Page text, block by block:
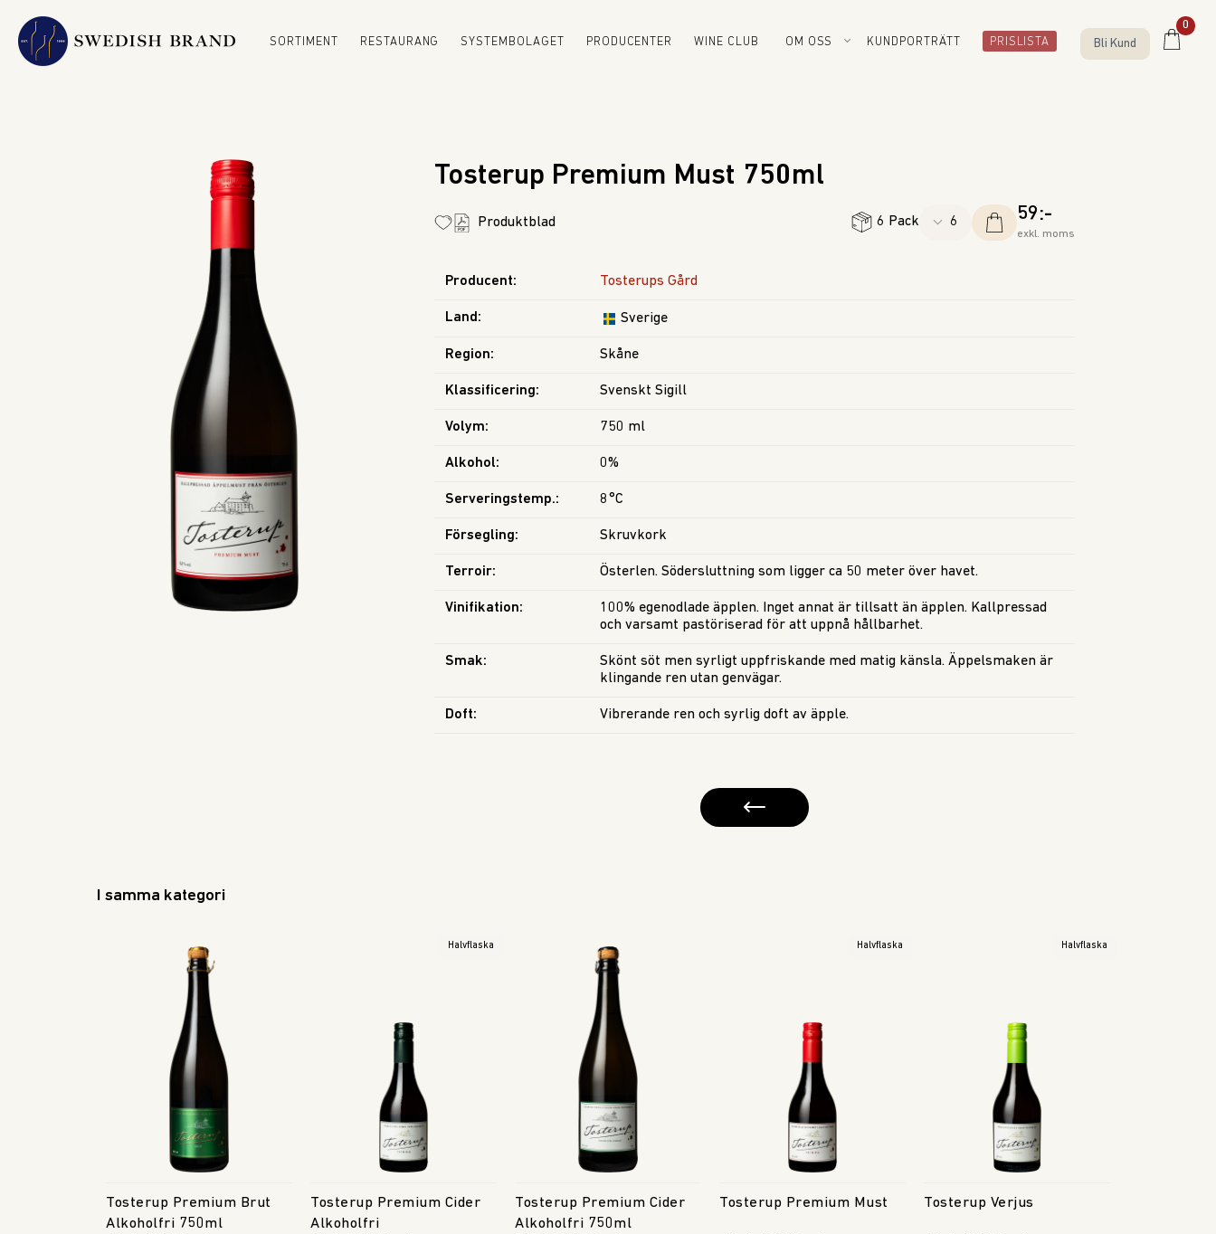
SORTIMENT RESTAURANG SYSTEMBOLAGET PRODUCENTER WINE CLUB OM OSS KUNDPORTRÄTT PRISLISTA Bli Kund
0
Tosterup Premium Must 750ml
59:-
exkl. moms
Produktblad 6 Pack
Producent: Tosterups Gård
Land : Sverige
Region: Skåne
Klassificering:
Volym: 750 ml
Alkohol: 0%
Serveringstemp.: 8°C
Försegling: Skruvkork
Terroir: Österlen. Södersluttning som ligger ca 50 meter över havet.
Vinifikation:
100% egenodlade äpplen. Inget annat är tillsatt än äpplen. Kallpressad
och varsamt pastöriserad för att uppnå hållbarhet.
Doft: Vibrerande ren och syrlig doft av äpple.
Smak:
Skönt söt men syrligt uppfriskande med matig känsla. Äppelsmaken är
klingande ren utan genvägar.
I samma kategori
Tosterup Premium Brut
Alkoholfri 750ml
Halvflaska
Tosterup Premium Cider
Alkoholfri
Tosterup Premium Cider
Alkoholfri 750ml
Halvflaska
Tosterup Premium Must
Halvflaska
Tosterup Verjus